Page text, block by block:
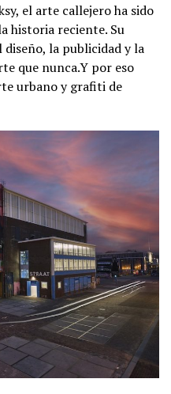
el arte callejero ha sido
historia reciente. Su
la publicidad y la
que nunca.Y por eso
urbano y grafiti de